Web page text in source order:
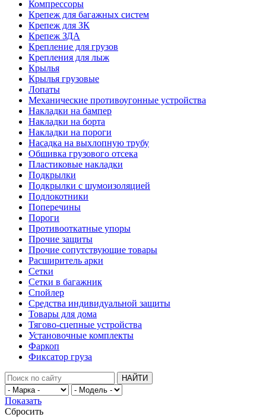
Компрессоры
Крепеж для багажных систем
Крепеж для ЗК
Крепеж ЗДА
Крепление для грузов
Крепления для лыж
Крылья
Крылья грузовые
Лопаты
Механические противоугонные устройства
Накладки на бампер
Накладки на борта
Накладки на пороги
Насадка на выхлопную трубу
Обшивка грузового отсека
Пластиковые накладки
Подкрылки
Подкрылки с шумоизоляцией
Подлокотники
Поперечины
Пороги
Противооткатные упоры
Прочие защиты
Прочие сопутствующие товары
Расширитель арки
Сетки
Сетки в багажник
Спойлер
Средства индивидуальной защиты
Товары для дома
Тягово-сцепные устройства
Установочные комплекты
Фаркоп
Фиксатор груза
НАЙТИ
Показать
Сбросить